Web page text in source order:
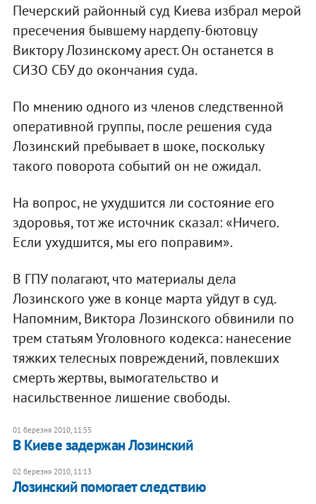
Печерский районный суд Киева избрал мерой
пресечения бывшему нардепу-бютовцу
Виктору Лозинскому арест. Он останется в
СИЗО СБУ до окончания суда.
По мнению одного из членов следственной
оперативной группы, после решения суда
Лозинский пребывает в шоке, поскольку
такого поворота событий он не ожидал.
На вопрос, не ухудшится ли состояние его
здоровья, тот же источник сказал: «Ничего.
Если ухудшится, мы его поправим».
В ГПУ полагают, что материалы дела
Лозинского уже в конце марта уйдут в суд.
Напомним, Виктора Лозинского обвинили по
трем статьям Уголовного кодекса: нанесение
тяжких телесных повреждений, повлекших
смерть жертвы, вымогательство и
насильственное лишение свободы.
01 березня 2010, 11:55
В Киеве задержан Лозинский
02 березня 2010, 11:13
Лозинский помогает следствию